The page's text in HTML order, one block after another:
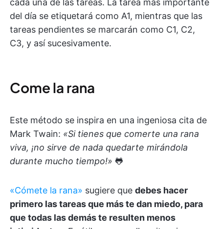
del día se etiquetará como A1, mientras que las
tareas pendientes se marcarán como C1, C2,
C3, y así sucesivamente.
Come la rana
Este método se inspira en una ingeniosa cita de
Mark Twain: «Si tienes que comerte una rana
viva, ¡no sirve de nada quedarte mirándola
durante mucho tiempo!» 🐸
«Cómete la rana» sugiere que debes hacer
primero las tareas que más te dan miedo, para
que todas las demás te resulten menos